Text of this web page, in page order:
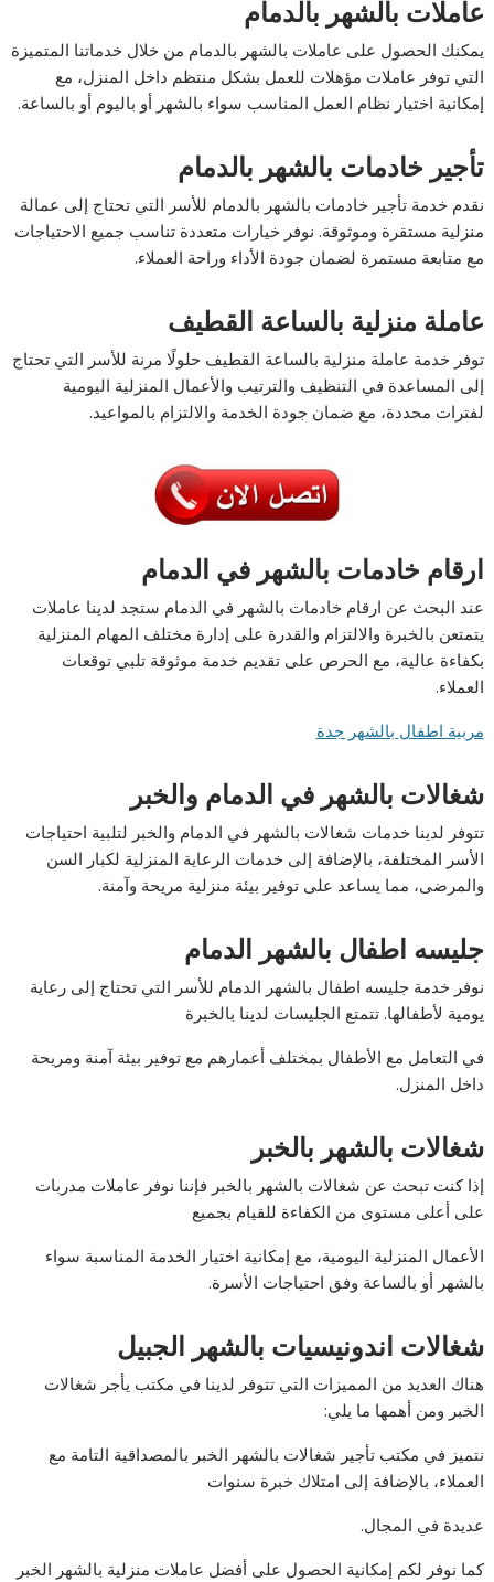
عاملات بالشهر بالدمام
يمكنك الحصول على عاملات بالشهر بالدمام من خلال خدماتنا المتميزة
التي توفر عاملات مؤهلات للعمل بشكل منتظم داخل المنزل، مع
إمكانية اختيار نظام العمل المناسب سواء بالشهر أو باليوم أو بالساعة.
تأجير خادمات بالشهر بالدمام
نقدم خدمة تأجير خادمات بالشهر بالدمام للأسر التي تحتاج إلى عمالة
منزلية مستقرة وموثوقة. نوفر خيارات متعددة تناسب جميع الاحتياجات
مع متابعة مستمرة لضمان جودة الأداء وراحة العملاء.
عاملة منزلية بالساعة القطيف
توفر خدمة عاملة منزلية بالساعة القطيف حلولًا مرنة للأسر التي تحتاج
إلى المساعدة في التنظيف والترتيب والأعمال المنزلية اليومية
لفترات محددة، مع ضمان جودة الخدمة والالتزام بالمواعيد.
ارقام خادمات بالشهر في الدمام
عند البحث عن ارقام خادمات بالشهر في الدمام ستجد لدينا عاملات
يتمتعن بالخبرة والالتزام والقدرة على إدارة مختلف المهام المنزلية
بكفاءة عالية، مع الحرص على تقديم خدمة موثوقة تلبي توقعات
العملاء.
مربية اطفال بالشهر جدة
شغالات بالشهر في الدمام والخبر
تتوفر لدينا خدمات شغالات بالشهر في الدمام والخبر لتلبية احتياجات
الأسر المختلفة، بالإضافة إلى خدمات الرعاية المنزلية لكبار السن
والمرضى، مما يساعد على توفير بيئة منزلية مريحة وآمنة.
جليسه اطفال بالشهر الدمام
نوفر خدمة جليسه اطفال بالشهر الدمام للأسر التي تحتاج إلى رعاية
يومية لأطفالها. تتمتع الجليسات لدينا بالخبرة
في التعامل مع الأطفال بمختلف أعمارهم مع توفير بيئة آمنة ومريحة
داخل المنزل.
شغالات بالشهر بالخبر
إذا كنت تبحث عن شغالات بالشهر بالخبر فإننا نوفر عاملات مدربات
على أعلى مستوى من الكفاءة للقيام بجميع
الأعمال المنزلية اليومية، مع إمكانية اختيار الخدمة المناسبة سواء
بالشهر أو بالساعة وفق احتياجات الأسرة.
شغالات اندونيسيات بالشهر الجبيل
هناك العديد من المميزات التي تتوفر لدينا في مكتب يأجر شغالات
الخبر ومن أهمها ما يلي:
نتميز في مكتب تأجير شغالات بالشهر الخبر بالمصداقية التامة مع
العملاء، بالإضافة إلى امتلاك خبرة سنوات
عديدة في المجال.
كما نوفر لكم إمكانية الحصول على أفضل عاملات منزلية بالشهر الخبر